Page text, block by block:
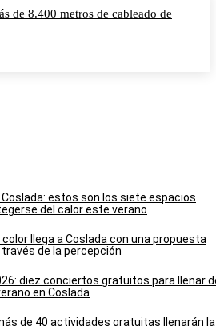
de 8.400 metros de cableado de
estos son los siete espacios
del calor este verano
llega a Coslada con una propuesta
de la percepción
diez conciertos gratuitos para llenar
en Coslada
de 40 actividades gratuitas llenarán la